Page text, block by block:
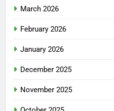
March 2026
February 2026
January 2026
December 2025
November 2025